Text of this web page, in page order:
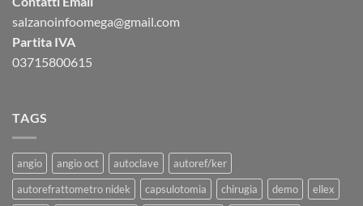
salzanoinfoomega@gmail.com
Partita IVA
03715800615
TAGS
angio angio oct autoclave
autoref/ker
autorefrattometro nidek
capsulotomia chirugia demo
ellex